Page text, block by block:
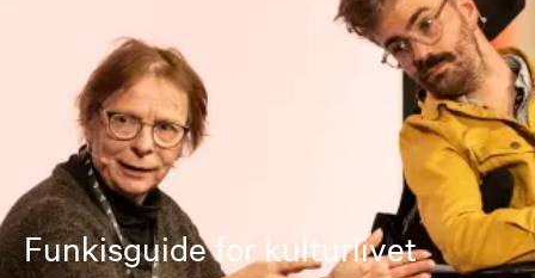
Funkisguide for kulturlivet